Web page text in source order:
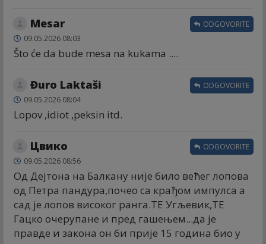
Mesar
09.05.2026 08:03
Što će da bude mesa na kukama ....
ODGOVORITE
Đuro Laktaši
09.05.2026 08:04
Lopov ,idiot ,peksin itd.
ODGOVORITE
Цвико
09.05.2026 08:56
Од Дејтона на Балкану није било већег лопова
од Петра пандура,почео са крађом импулса а
сад је лопов високог ранга.ТЕ Угљевик,ТЕ
Гацко очерупане и пред гашењем...да је
правде и закона он би прије 15 година био у
ODGOVORITE